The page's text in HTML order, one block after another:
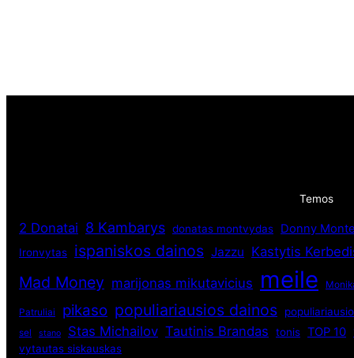
Temos
2 Donatai 8 Kambarys donatas montvydas Donny
Ironvytas ispaniskos dainos Jazzu Kastytis
Mad Money marijonas mikutavicius meile
Patruliai pikaso populiariausios dainos
sel stano Stas Michailov Tautinis Brandas tonis TOP 10
vytautas siskauskas